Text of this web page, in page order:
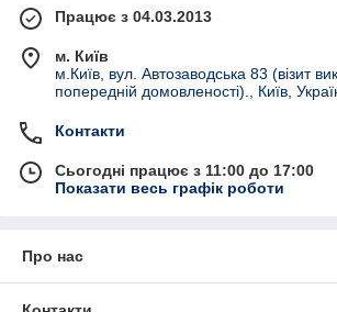
Працює з 04.03.2013
м. Київ
м.Київ, вул. Автозаводська 83 (візит
попередній домовленості)., Київ,
Контакти
Сьогодні працює з 11:00 до 17:00
Показати весь графік роботи
Про нас